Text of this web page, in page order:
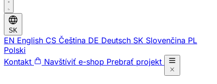
SK
EN English CS Čeština DE Deutsch SK Slovenčina PL
Polski
Kontakt
Navštíviť e-shop Prebrať projekt